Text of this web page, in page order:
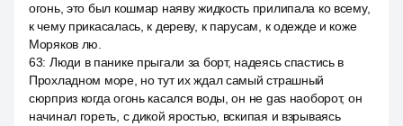
огонь, это был кошмар наяву жидкость прилипала ко всему,
к чему прикасалась, к дереву, к парусам, к одежде и коже
Моряков лю.
63: Люди в панике прыгали за борт, надеясь спастись в
Прохладном море, но тут их ждал самый страшный
сюрприз когда огонь касался воды, он не gas наоборот, он
начинал гореть, с дикой яростью, вскипая и взрываясь